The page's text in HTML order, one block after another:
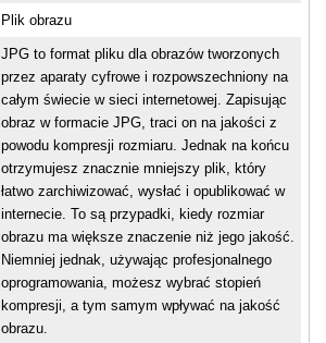
Plik obrazu
JPG to format pliku dla obrazów tworzonych
przez aparaty cyfrowe i rozpowszechniony na
całym świecie w sieci internetowej. Zapisując
obraz w formacie JPG, traci on na jakości z
powodu kompresji rozmiaru. Jednak na końcu
otrzymujesz znacznie mniejszy plik, który
łatwo zarchiwizować, wysłać i opublikować w
internecie. To są przypadki, kiedy rozmiar
obrazu ma większe znaczenie niż jego jakość.
Niemniej jednak, używając profesjonalnego
oprogramowania, możesz wybrać stopień
kompresji, a tym samym wpływać na jakość
obrazu.